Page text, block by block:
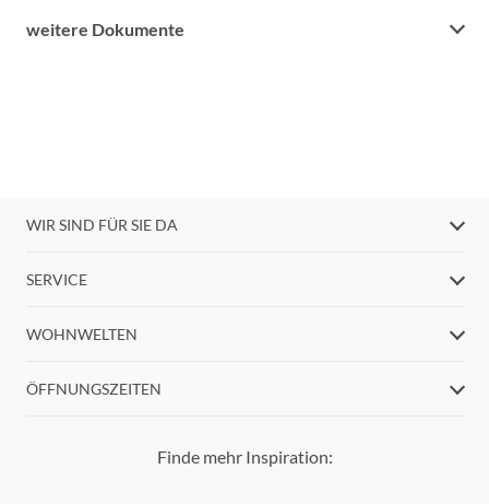
weitere Dokumente
WIR SIND FÜR SIE DA
SERVICE
WOHNWELTEN
ÖFFNUNGSZEITEN
Finde mehr Inspiration: